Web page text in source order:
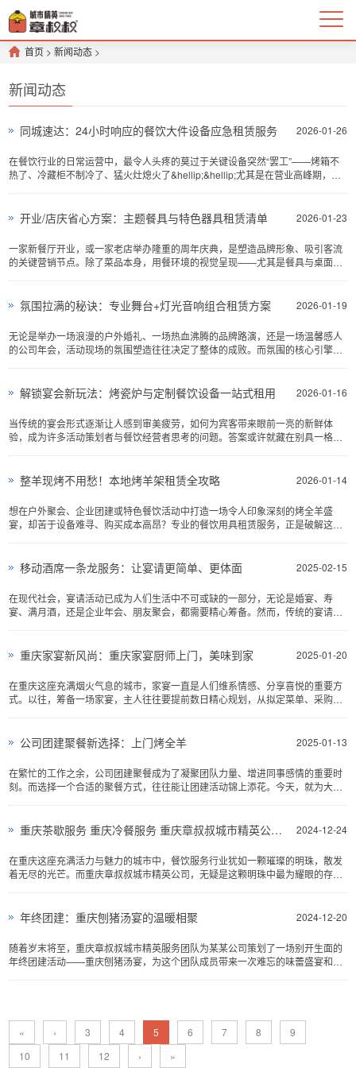
首页 >新闻动态 >
新闻动态
2026-01-26
同城速达：24小时响应的餐饮大件设备应急租赁服务
在餐饮行业的日常运营中，最令人头疼的莫过于关键设备突然“罢工”——烤箱不
热了、冷藏柜不制冷了、猛火灶熄火了&hellip;&hellip;尤其是在营业高峰期，
2026-01-23
开业/店庆省心方案：主题餐具与特色器具租赁清单
一家新餐厅开业，或一家老店举办隆重的周年庆典，是塑造品牌形象、吸引客流
的关键营销节点。除了菜品本身，用餐环境的视觉呈现——尤其是餐具与桌面器
2026-01-19
氛围拉满的秘诀：专业舞台+灯光音响组合租赁方案
无论是举办一场浪漫的户外婚礼、一场热血沸腾的品牌路演，还是一场温馨感人
的公司年会，活动现场的氛围塑造往往决定了整体的成败。而氛围的核心引擎，
2026-01-16
解锁宴会新玩法：烤瓷炉与定制餐饮设备一站式租用
当传统的宴会形式逐渐让人感到审美疲劳，如何为宾客带来眼前一亮的新鲜体
验，成为许多活动策划者与餐饮经营者思考的问题。答案或许就藏在别具一格的
2026-01-14
整羊现烤不用愁！本地烤羊架租赁全攻略
想在户外聚会、企业团建或特色餐饮活动中打造一场令人印象深刻的烤全羊盛
宴，却苦于设备难寻、购买成本高昂？专业的餐饮用具租赁服务，正是破解这一
2025-02-15
移动酒席一条龙服务：让宴请更简单、更体面
在现代社会，宴请活动已成为人们生活中不可或缺的一部分，无论是婚宴、寿
宴、满月酒，还是企业年会、朋友聚会，都需要精心筹备。然而，传统的宴请筹
2025-01-20
重庆家宴新风尚：重庆家宴厨师上门，美味到家
在重庆这座充满烟火气息的城市，家宴一直是人们维系情感、分享喜悦的重要方
式。以往，筹备一场家宴，主人往往要提前数日精心规划，从拟定菜单、采购食
生，为市民们带来了前所未有的用餐体验 。这一创新模式不仅解决了人们筹备家
宴的难题，还为山城的餐桌文化注入了新的活...
2025-01-13
公司团建聚餐新选择：上门烤全羊
在繁忙的工作之余，公司团建聚餐成为了凝聚团队力量、增进同事感情的重要时
刻。而选择一个合适的聚餐方式，往往能让团建活动锦上添花。今天，就为大家
2024-12-24
重庆茶歇服务 重庆冷餐服务 重庆章叔叔城市精英公司为你服务
在重庆这座充满活力与魅力的城市中，餐饮服务行业犹如一颗璀璨的明珠，散发
着无尽的光芒。而重庆章叔叔城市精英公司，无疑是这颗明珠中最为耀眼的存在
2024-12-20
年终团建：重庆刨猪汤宴的温暖相聚
随着岁末将至，重庆章叔叔城市精英服务团队为某某公司策划了一场别开生面的
年终团建活动——重庆刨猪汤宴，为这个团队成员带来一次难忘的味蕾盛宴和情
« ‹ 3 4 5 6 7 8
9
10
11 12 › »